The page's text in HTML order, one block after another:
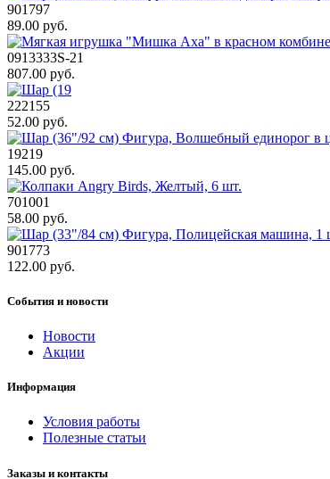
901797
89.00 руб.
0913333S-21
807.00 руб.
222155
52.00 руб.
19219
145.00 руб.
701001
58.00 руб.
901773
122.00 руб.
События и новости
Новости
Акции
Информация
Условия работы
Полезные статьи
Заказы и контакты